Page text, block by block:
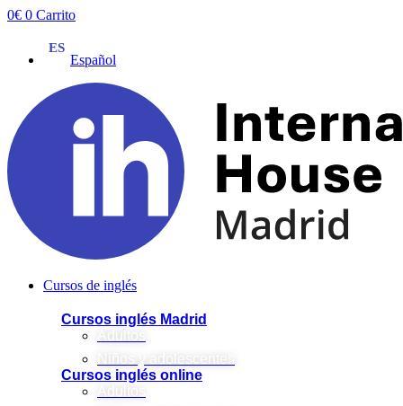
Ir
contenido
0€ 0 Carrito
Español
Cursos de inglés
Cursos inglés Madrid
Adultos
Niños y adolescentes
Cursos inglés online
Adultos